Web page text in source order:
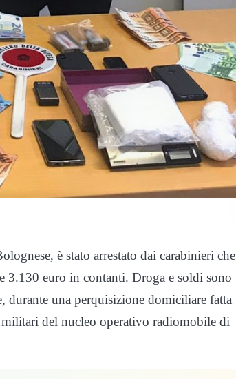
è stato arrestato dai carabinieri che
3.130 euro in contanti. Droga e soldi sono
durante una perquisizione domiciliare fatta
del nucleo operativo radiomobile di